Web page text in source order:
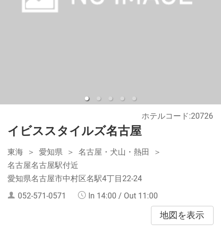
イビススタイルズ名古屋
東海 愛知県
名古屋・犬山・熱田
名古屋名古屋駅付近
愛知県名古屋市中村区名駅4丁目22-24
ホテルコード:20726
052-571-0571 In 14:00 / Out 11:00
地図を表示